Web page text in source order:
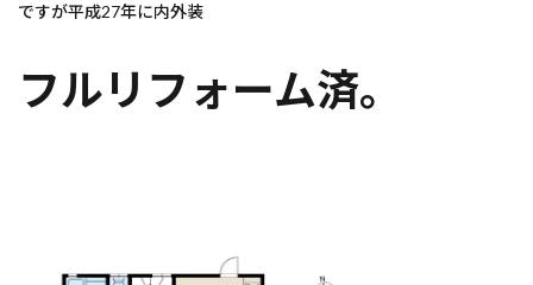
ですが平成27年に内外装
フルリフォーム済。